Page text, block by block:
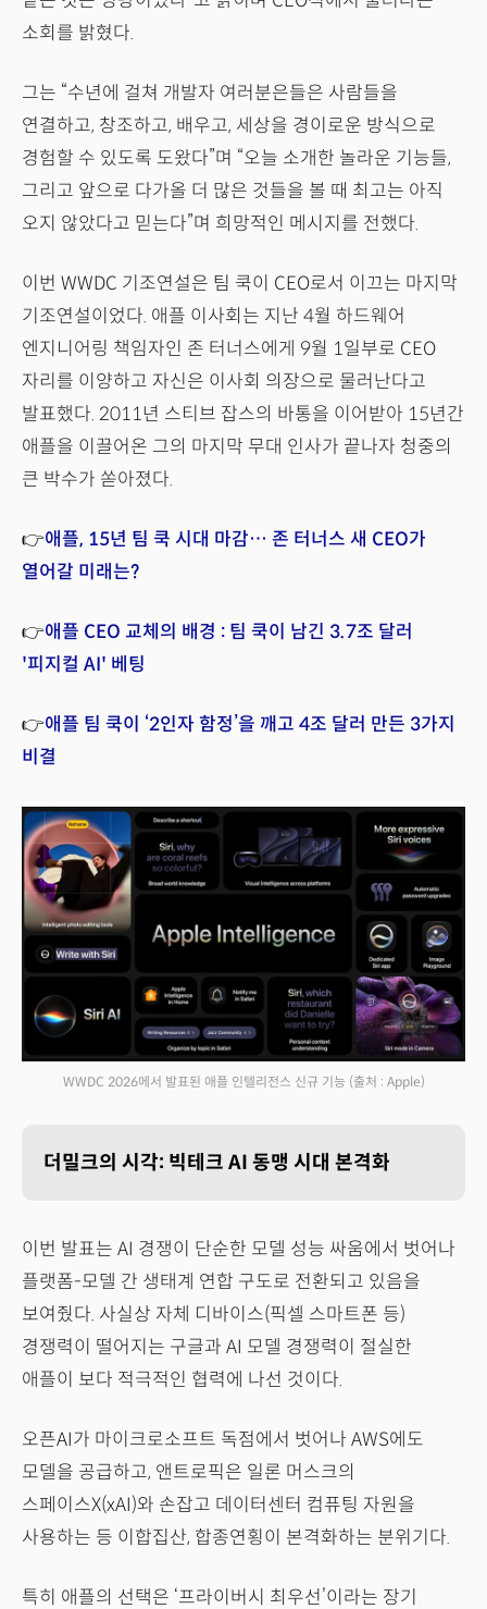
소회를 밝혔다.
그는 “수년에 걸쳐 개발자 여러분은들은 사람들을
연결하고, 창조하고, 배우고, 세상을 경이로운 방식으로
경험할 수 있도록 도왔다”며 “오늘 소개한 놀라운 기능들,
그리고 앞으로 다가올 더 많은 것들을 볼 때 최고는 아직
오지 않았다고 믿는다”며 희망적인 메시지를 전했다.
이번 WWDC 기조연설은 팀 쿡이 CEO로서 이끄는 마지막
기조연설이었다. 애플 이사회는 지난 4월 하드웨어
엔지니어링 책임자인 존 터너스에게 9월 1일부로 CEO
자리를 이양하고 자신은 이사회 의장으로 물러난다고
발표했다. 2011년 스티브 잡스의 바통을 이어받아 15년간
애플을 이끌어온 그의 마지막 무대 인사가 끝나자 청중의
큰 박수가 쏟아졌다.
👉애플, 15년 팀 쿡 시대 마감… 존 터너스 새 CEO가
열어갈 미래는?
👉애플 CEO 교체의 배경 : 팀 쿡이 남긴 3.7조 달러
'피지컬 AI' 베팅
👉애플 팀 쿡이 ‘2인자 함정’을 깨고 4조 달러 만든 3가지
비결
WWDC 2026에서 발표된 애플 인텔리전스 신규 기능 (출처 : Apple)
더밀크의 시각: 빅테크 AI 동맹 시대 본격화
이번 발표는 AI 경쟁이 단순한 모델 성능 싸움에서 벗어나
플랫폼-모델 간 생태계 연합 구도로 전환되고 있음을
보여줬다. 사실상 자체 디바이스(픽셀 스마트폰 등)
경쟁력이 떨어지는 구글과 AI 모델 경쟁력이 절실한
애플이 보다 적극적인 협력에 나선 것이다.
오픈AI가 마이크로소프트 독점에서 벗어나 AWS에도
모델을 공급하고, 앤트로픽은 일론 머스크의
스페이스X(xAI)와 손잡고 데이터센터 컴퓨팅 자원을
사용하는 등 이합집산, 합종연횡이 본격화하는 분위기다.
특히 애플의 선택은 ‘프라이버시 최우선’이라는 장기